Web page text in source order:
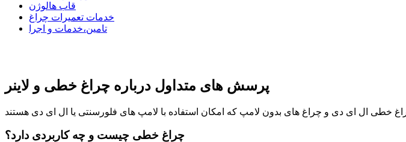
قاب هالوژن
خدمات تعمیرات چراغ
تامین،خدمات و اجرا
پرسش های متداول درباره چراغ خطی و لاینر
چراغ خطی چیست و چه کاربردی دارد؟